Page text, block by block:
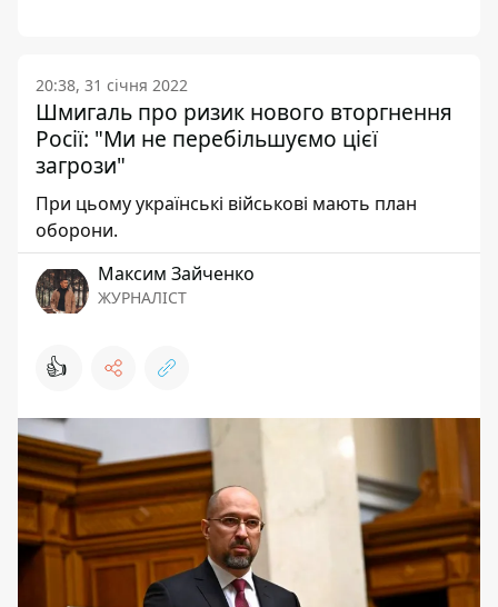
20:38, 31 січня 2022
Шмигаль про ризик нового вторгнення
Росії: "Ми не перебільшуємо цієї
загрози"
При цьому українські військові мають план
оборони.
Максим Зайченко
ЖУРНАЛІСТ
👍